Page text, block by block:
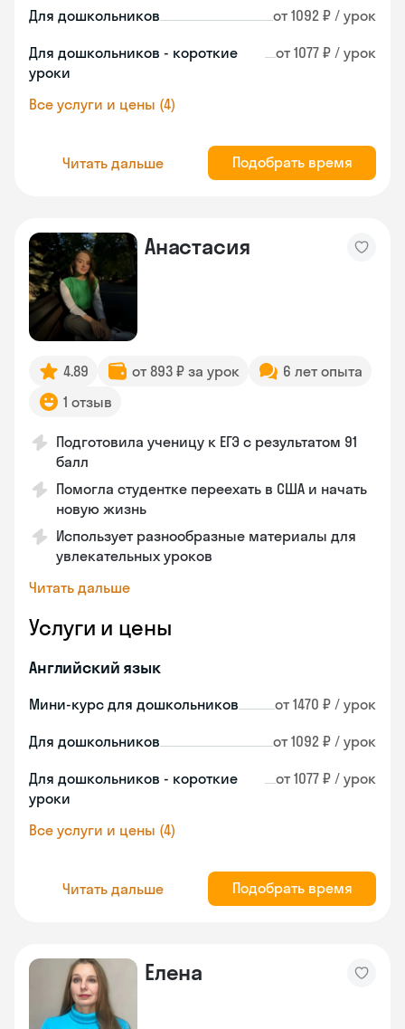
Для дошкольников от 1092 ₽ / урок
Для дошкольников - короткие
уроки
от 1077 ₽ / урок
Все услуги и цены (4)
Читать дальше Подобрать время
Анастасия
4.89 от 893 ₽ за урок
6 лет опыта
1 отзыв
Подготовила ученицу к ЕГЭ с результатом 91
балл
Помогла студентке переехать в США и начать
новую жизнь
Использует разнообразные материалы для
увлекательных уроков
Читать дальше
Услуги и цены
Английский язык
Мини-курс для дошкольников от 1470 ₽ / урок
Для дошкольников от 1092 ₽ / урок
Для дошкольников - короткие
уроки
от 1077 ₽ / урок
Все услуги и цены (4)
Читать дальше Подобрать время
Елена